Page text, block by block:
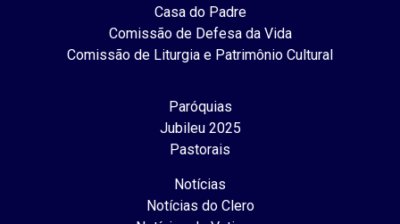
Casa do Padre
Comissão de Defesa da Vida
Comissão de Liturgia e Patrimônio Cultural
Paróquias
Jubileu 2025
Pastorais
Notícias
Notícias do Clero